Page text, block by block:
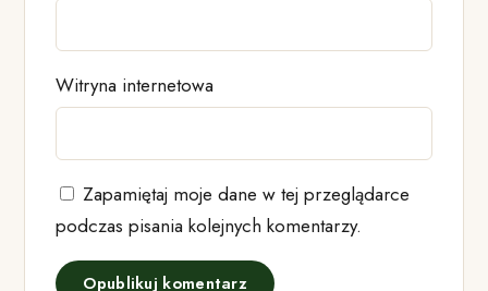
Witryna internetowa
Zapamiętaj moje dane w tej przeglądarce
podczas pisania kolejnych komentarzy.